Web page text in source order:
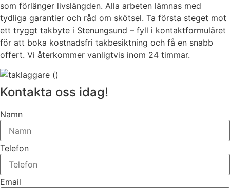
som förlänger livslängden. Alla arbeten lämnas med
tydliga garantier och råd om skötsel. Ta första steget mot
ett tryggt takbyte i Stenungsund – fyll i kontaktformuläret
för att boka kostnadsfri takbesiktning och få en snabb
offert. Vi återkommer vanligtvis inom 24 timmar.
Kontakta oss idag!
Namn
Telefon
Email